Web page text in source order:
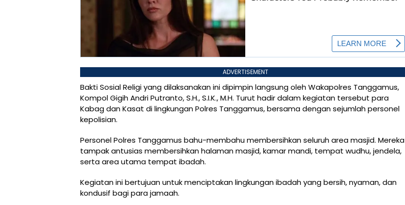
ADVERTISEMENT
Bakti Sosial Religi yang dilaksanakan ini dipimpin langsung oleh Wakapolres Tanggamus,
Kompol Gigih Andri Putranto, S.H., S.I.K., M.H. Turut hadir dalam kegiatan tersebut para
Kabag dan Kasat di lingkungan Polres Tanggamus, bersama dengan sejumlah personel
kepolisian.
Personel Polres Tanggamus bahu-membahu membersihkan seluruh area masjid. Mereka
tampak antusias membersihkan halaman masjid, kamar mandi, tempat wudhu, jendela,
serta area utama tempat ibadah.
Kegiatan ini bertujuan untuk menciptakan lingkungan ibadah yang bersih, nyaman, dan
kondusif bagi para jamaah.